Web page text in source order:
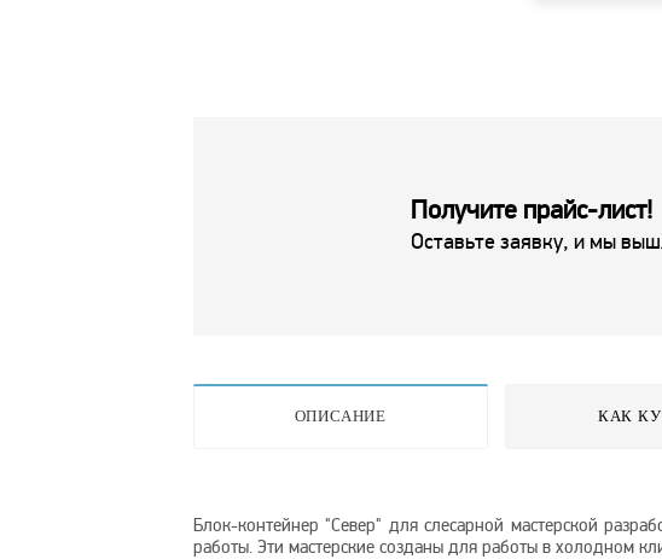
Получите прайс-лист!
Оставьте заявку, и мы
ОПИСАНИЕ КАК
Блок-контейнер "Север" для слесарной мастерской
работы. Эти мастерские созданы для работы в холодном